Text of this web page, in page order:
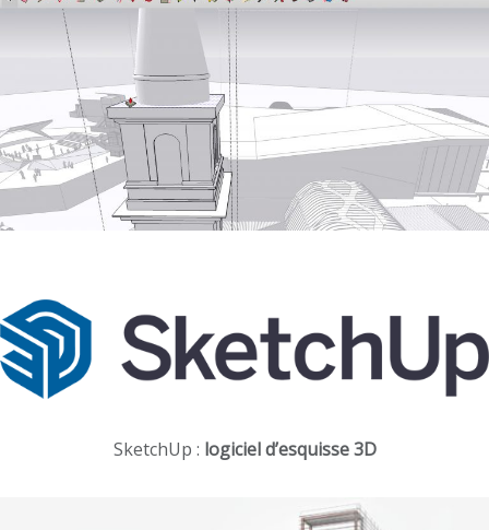
SketchUp : logiciel d’esquisse 3D